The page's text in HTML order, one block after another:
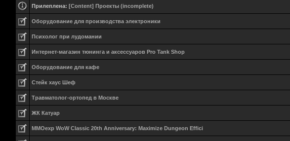
Прилеплена: [Content] Проекты (incomplete)
Оборудование для производства электроники
Психолог при лудомании
Интернет-магазин тюнинга и аксессуаров Pro Tank Shop
Оборудование для кафе
Стейк хаус Шеф
Травматолог-ортопед в Москве
ЖК Катуар
MMOexp WoW Classic 20th Anniversary: Maximize Dungeon Effici